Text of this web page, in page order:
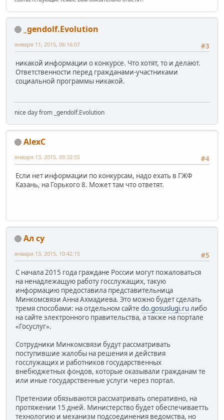
_gendolf.Evolution
#3
января 11, 2015, 06:16:07
никакой информации о конкурсе. Что хотят, то и делают.
Ответственности перед гражданами-участниками
социальной программы никакой.
nice day from _gendolf.Evolution
AlexC
#4
января 13, 2015, 09:32:55
Если нет информации по конкурсам, надо ехать в ГЖФ
Казань, на Горького 8. Может там что ответят.
Ал су
#5
января 13, 2015, 10:42:15
С начала 2015 года граждане России могут пожаловаться
на ненадлежащую работу госслужащих, такую
информацию предоставила представительница
Минкомсвязи Анна Ахмадиева. Это можно будет сделать
тремя способами: на отдельном сайте do.gosuslugi.ru либо
на сайте электронного правительства, а также на портале
«Госуслуг».
Сотрудники Минкомсвязи будут рассматривать
поступившие жалобы на решения и действия
госслужащих и работников государственных
внебюджетных фондов, которые оказывали гражданам те
или иные государственные услуги через портал.
Претензии обязываются рассматривать оперативно, на
протяжении 15 дней. Министерство будет обеспечиваетть
технологию и механизм подсоединения ведомства, но